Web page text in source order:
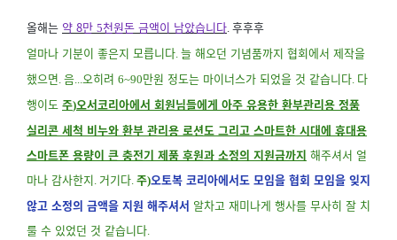
올해는 약 8만 5천원돈 금액이 남았습니다. 후후후
얼마나 기분이 좋은지 모릅니다. 늘 해오던 기념품까지 협회에서 제작을
했으면. 음...오히려 6~90만원 정도는 마이너스가 되었을 것 같습니다. 다
행이도 주)오서코리아에서 회원님들에게 아주 유용한 환부관리용 정품
실리콘 세척 비누와 환부 관리용 로션도 그리고 스마트한 시대에 휴대용
스마트폰 용량이 큰 충전기 제품 후원과 소정의 지원금까지 해주셔서 얼
마나 감사한지. 거기다. 주)오토복 코리아에서도 모임을 협회 모임을 잊지
않고 소정의 금액을 지원 해주셔서 알차고 재미나게 행사를 무사히 잘 치
룰 수 있었던 것 같습니다.